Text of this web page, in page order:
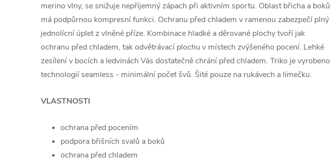
merino vlny, se snižuje nepříjemný zápach při aktivním sportu. Oblast břicha a boků
má podpůrnou kompresní funkci. Ochranu před chladem v ramenou zabezpečí plný
jednolícní úplet z vlněné příze. Kombinace hladké a děrované plochy tvoří jak
ochranu před chladem, tak odvětrávací plochu v místech zvýšeného pocení. Lehké
zesílení v bocích a ledvinách Vás dostatečně chrání před chladem. Triko je vyrobeno
technologií seamless - minimální počet švů. Šité pouze na rukávech a límečku.
VLASTNOSTI
ochrana před pocením
podpora břišních svalů a boků
ochrana před chladem